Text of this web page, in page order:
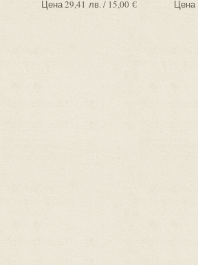
Цена29,41 лв. / 15,00 €
Цена